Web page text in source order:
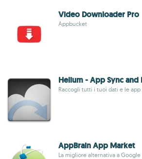
Video Downloader Pro
Appbucket
Helium - App Sync and
Raccogli tutti i tuoi dati e le
AppBrain App Market
La migliore alternativa a Google